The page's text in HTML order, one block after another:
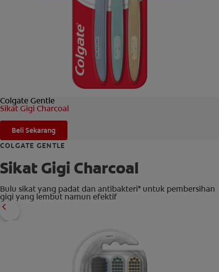
UNTUK PARA PROFESIONAL
Colgate Gentle
Sikat Gigi Charcoal
Beli Sekarang
COLGATE GENTLE
Sikat Gigi Charcoal
Bulu sikat yang padat dan antibakteri* untuk pembersihan
gigi yang lembut namun efektif